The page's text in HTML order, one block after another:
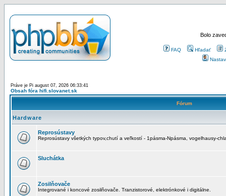
Bolo
FAQ Hľadať
Práve je Pi august 07, 2026 06:33:41
Obsah fóra hifi.slovanet.sk
Fórum
Hardware
Reprosústavy
Reprosústavy všetkých typov,chutí a veľkostí - 1pásma-Npásma, vogelhausy-
Sluchátka
Zosilňovače
Integrované i koncové zosilňovače. Tranzistorové, elektrónkové i digitálne.